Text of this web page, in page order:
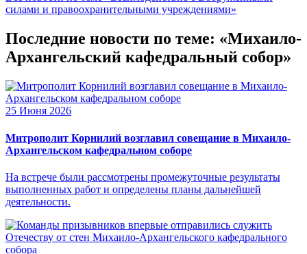
силами и правоохранительными учреждениями»
Последние новости по теме: «Михаило-
Архангельский кафедральный собор»
25 Июня 2026
Митрополит Корнилий возглавил совещание в Михаило-
Архангельском кафедральном соборе
На встрече были рассмотрены промежуточные результаты
выполненных работ и определены планы дальнейшей
деятельности.